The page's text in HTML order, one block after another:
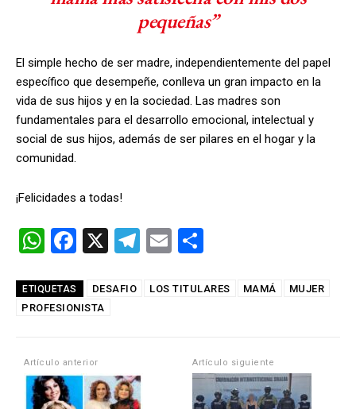
pequeñas”
El simple hecho de ser madre, independientemente del papel
específico que desempeñe, conlleva un gran impacto en la
vida de sus hijos y en la sociedad. Las madres son
fundamentales para el desarrollo emocional, intelectual y
social de sus hijos, además de ser pilares en el hogar y la
comunidad.
¡Felicidades a todas!
W
at
s
p
p
F
ce
b
o
k
X
T
e
m
E
ail m
tir
ETIQUETAS DESAFIO LOS TITULARES MAMÁ
MUJER
PROFESIONISTA
Artículo anterior Artículo siguiente